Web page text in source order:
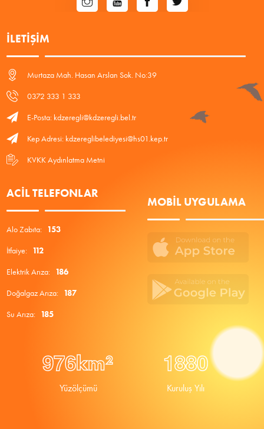
İLETIŞIM
Murtaza Mah. Hasan Arslan Sok. No:39
0372 333 1 333
E-Posta: kdzeregli@kdzeregli.bel.tr
Kep Adresi: kdzereglibelediyesi@hs01.kep.tr
KVKK Aydınlatma Metni
ACIL TELEFONLAR
Alo Zabıta: 153
İtfaiye: 112
Elektrik Arıza: 186
Doğalgaz Arıza: 187
Su Arıza: 185
MOBIL UYGULAMA
976km²
Yüzölçümü
1880
Kuruluş Yılı